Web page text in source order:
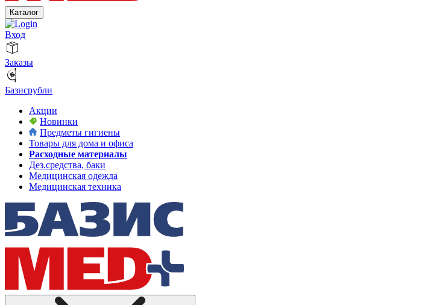
Каталог
Вход
Заказы
Базисрубли
Акции
Новинки
Предметы гигиены
Товары для дома и офиса
Расходные материалы
Дез.средства, баки
Медицинская одежда
Медицинская техника